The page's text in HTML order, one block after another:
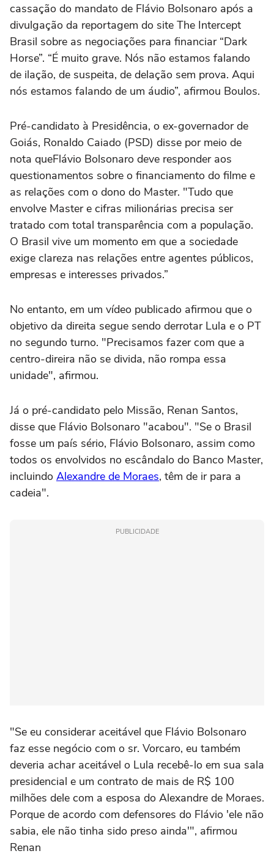
cassação do mandato de Flávio Bolsonaro após a
divulgação da reportagem do site The Intercept
Brasil sobre as negociações para financiar “Dark
Horse”. “É muito grave. Nós não estamos falando
de ilação, de suspeita, de delação sem prova. Aqui
nós estamos falando de um áudio”, afirmou Boulos.
Pré-candidato à Presidência, o ex-governador de
Goiás, Ronaldo Caiado (PSD) disse por meio de
nota queFlávio Bolsonaro deve responder aos
questionamentos sobre o financiamento do filme e
as relações com o dono do Master. "Tudo que
envolve Master e cifras milionárias precisa ser
tratado com total transparência com a população.
O Brasil vive um momento em que a sociedade
exige clareza nas relações entre agentes públicos,
empresas e interesses privados.”
No entanto, em um vídeo publicado afirmou que o
objetivo da direita segue sendo derrotar Lula e o PT
no segundo turno. "Precisamos fazer com que a
centro-direira não se divida, não rompa essa
unidade", afirmou.
Já o pré-candidato pelo Missão, Renan Santos,
disse que Flávio Bolsonaro "acabou". "Se o Brasil
fosse um país sério, Flávio Bolsonaro, assim como
todos os envolvidos no escândalo do Banco Master,
incluindo Alexandre de Moraes, têm de ir para a
cadeia".
PUBLICIDADE
"Se eu considerar aceitável que Flávio Bolsonaro
faz esse negócio com o sr. Vorcaro, eu também
deveria achar aceitável o Lula recebê-lo em sua sala
presidencial e um contrato de mais de R$ 100
milhões dele com a esposa do Alexandre de Moraes.
Porque de acordo com defensores do Flávio 'ele não
sabia, ele não tinha sido preso ainda'", afirmou
Renan